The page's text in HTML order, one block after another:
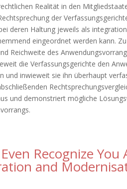
Realität in den
der
deren Haltung jeweils als
eingeordnet werden kann.
Reichweite des
die Verfassungsgerichte den
und inwieweit sie ihn überhaupt
und demonstriert mögliche
Even Recognize
and